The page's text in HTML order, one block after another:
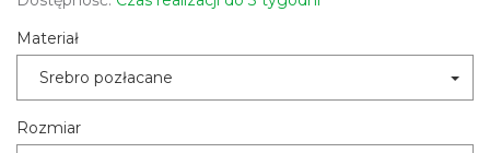
Materiał
Srebro pozłacane
Rozmiar